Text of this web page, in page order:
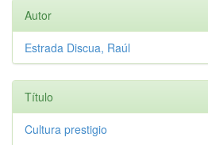
Autor
Estrada Discua, Raúl
Título
Cultura prestigio